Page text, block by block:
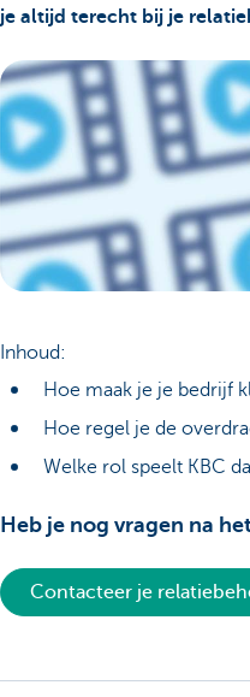
je altijd terecht bij je
Inhoud:
Hoe maak je je bedrijf
Hoe regel je de
Welke rol speelt KBC
Heb je nog vragen na
Contacteer je